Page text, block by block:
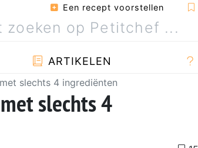
Een recept voorstellen
ARTIKELEN
slechts 4 ingrediënten
slechts 4